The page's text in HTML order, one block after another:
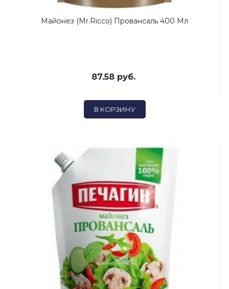
Майонез (Mr.Ricco) Провансаль 400 Мл
87.58 руб.
В КОРЗИНУ